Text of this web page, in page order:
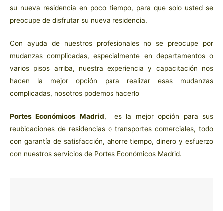
su nueva residencia en poco tiempo, para que solo usted se
preocupe de disfrutar su nueva residencia.
Con ayuda de nuestros profesionales no se preocupe por
mudanzas complicadas, especialmente en departamentos o
varios pisos arriba, nuestra experiencia y capacitación nos
hacen la mejor opción para realizar esas mudanzas
complicadas, nosotros podemos hacerlo
Portes Económicos Madrid, es la mejor opción para sus
reubicaciones de residencias o transportes comerciales, todo
con garantía de satisfacción, ahorre tiempo, dinero y esfuerzo
con nuestros servicios de Portes Económicos Madrid.